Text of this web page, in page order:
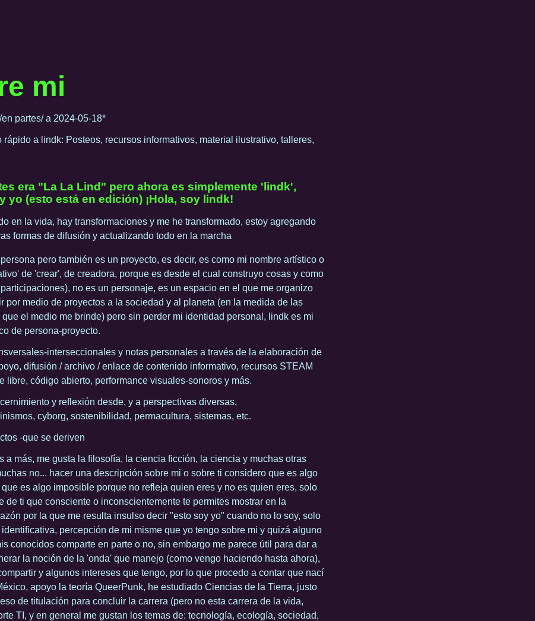
mi
partes/ a 2024-05-18*
rápido a lindk: Posteos, recursos informativos, material ilustrativo, talleres,
era "La La Lind" pero ahora es simplemente 'lindk',
yo (esto está en edición) ¡Hola, soy lindk!
en la vida, hay transformaciones y me he transformado, estoy agregando
formas de difusión y actualizando todo en la marcha
pero también es un proyecto, es decir, es como mi nombre artístico o
de 'crear', de creadora, porque es desde el cual construyo cosas y como
no es un personaje, es un espacio en el que me organizo
por medio de proyectos a la sociedad y al planeta (en la medida de las
el medio me brinde) pero sin perder mi identidad personal, lindk es mi
de persona-proyecto.
interseccionales y notas personales a través de la elaboración de
difusión / archivo / enlace de contenido informativo, recursos STEAM
libre, código abierto, performance visuales-sonoros y más.
y reflexión desde, y a perspectivas diversas,
cyborg, sostenibilidad, permacultura, sistemas, etc.
-que se deriven
a más, me gusta la filosofía, la ciencia ficción, la ciencia y muchas otras
no... hacer una descripción sobre mi o sobre ti considero que es algo
es algo imposible porque no refleja quien eres y no es quien eres, solo
de ti que consciente o inconscientemente te permites mostrar en la
por la que me resulta insulso decir "esto soy yo" cuando no lo soy, solo
percepción de mi misme que yo tengo sobre mi y quizá alguno
conocidos comparte en parte o no, sin embargo me parece útil para dar a
la noción de la 'onda' que manejo (como vengo haciendo hasta ahora),
y algunos intereses que tengo, por lo que procedo a contar que nací
apoyo la teoría QueerPunk, he estudiado Ciencias de la Tierra, justo
de titulación para concluir la carrera (pero no esta carrera de la vida,
TI, y en general me gustan los temas de: tecnología, ecología, sociedad,